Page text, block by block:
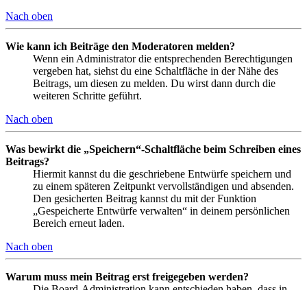
Nach oben
Wie kann ich Beiträge den Moderatoren melden?
Wenn ein Administrator die entsprechenden Berechtigungen
vergeben hat, siehst du eine Schaltfläche in der Nähe des
Beitrags, um diesen zu melden. Du wirst dann durch die
weiteren Schritte geführt.
Nach oben
Was bewirkt die „Speichern“-Schaltfläche beim Schreiben eines
Beitrags?
Hiermit kannst du die geschriebene Entwürfe speichern und
zu einem späteren Zeitpunkt vervollständigen und absenden.
Den gesicherten Beitrag kannst du mit der Funktion
„Gespeicherte Entwürfe verwalten“ in deinem persönlichen
Bereich erneut laden.
Nach oben
Warum muss mein Beitrag erst freigegeben werden?